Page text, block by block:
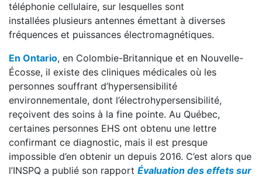
téléphonie cellulaire, sur lesquelles sont
installées plusieurs antennes émettant à diverses
fréquences et puissances électromagnétiques.
En Ontario, en Colombie-Britannique et en Nouvelle-
Écosse, il existe des cliniques médicales où les
personnes souffrant d’hypersensibilité
environnementale, dont l’électrohypersensibilité,
reçoivent des soins à la fine pointe. Au Québec,
certaines personnes EHS ont obtenu une lettre
confirmant ce diagnostic, mais il est presque
impossible d’en obtenir un depuis 2016. C’est alors que
l’INSPQ a publié son rapport Évaluation des effets sur